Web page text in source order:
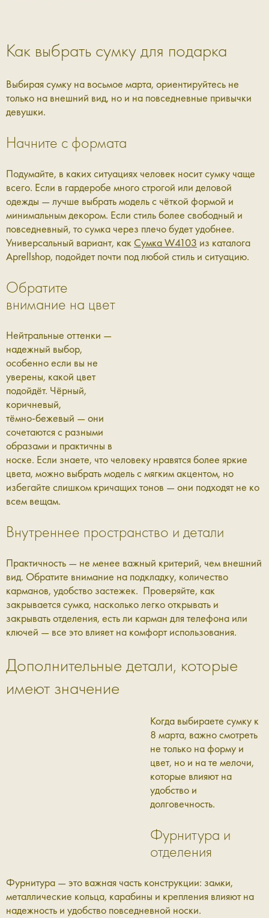
Как выбрать сумку для подарка
Выбирая сумку на восьмое марта, ориентируйтесь не
только на внешний вид, но и на повседневные привычки
девушки.
Начните с формата
Подумайте, в каких ситуациях человек носит сумку чаще
всего. Если в гардеробе много строгой или деловой
одежды — лучше выбрать модель с чёткой формой и
минимальным декором. Если стиль более свободный и
повседневный, то сумка через плечо будет удобнее.
Универсальный вариант, как Сумка W4103 из каталога
Aprellshop, подойдет почти под любой стиль и ситуацию.
Обратите
внимание на цвет
Нейтральные оттенки —
надежный выбор,
особенно если вы не
уверены, какой цвет
подойдёт. Чёрный,
коричневый,
тёмно‑бежевый — они
сочетаются с разными
образами и практичны в
носке. Если знаете, что человеку нравятся более яркие
цвета, можно выбрать модель с мягким акцентом, но
избегайте слишком кричащих тонов — они подходят не ко
всем вещам.
Внутреннее пространство и детали
Практичность — не менее важный критерий, чем внешний
вид. Обратите внимание на подкладку, количество
карманов, удобство застежек. Проверяйте, как
закрывается сумка, насколько легко открывать и
закрывать отделения, есть ли карман для телефона или
ключей — все это влияет на комфорт использования.
Дополнительные детали, которые
имеют значение
Когда выбираете сумку к
8 марта, важно смотреть
не только на форму и
цвет, но и на те мелочи,
которые влияют на
удобство и
долговечность.
Фурнитура и
отделения
Фурнитура — это важная часть конструкции: замки,
металлические кольца, карабины и крепления влияют на
надежность и удобство повседневной носки.